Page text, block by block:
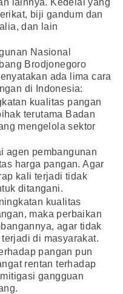
biji gandum dan
dan lain
Nasional
Brodjonegoro
ada lima cara
di Indonesia:
kualitas pangan
terutama Badan
mengelola sektor
agen pembangunan
harga pangan. Agar
kali terjadi tidak
ditangani.
kualitas
maka perbaikan
agar tidak
di masyarakat.
pangan pun
rentan terhadap
gangguan